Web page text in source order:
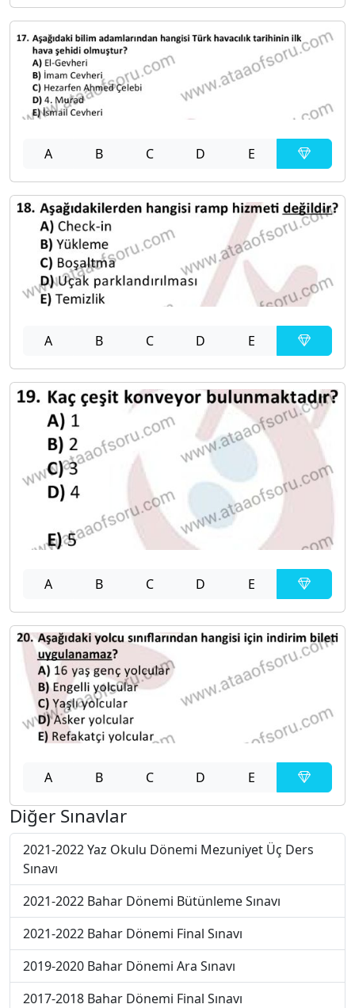
A B C D E
A B C D E
A B C D E
A B C D E
Diğer Sınavlar
2021-2022 Yaz Okulu Dönemi Mezuniyet Üç Ders
Sınavı
2021-2022 Bahar Dönemi Bütünleme Sınavı
2021-2022 Bahar Dönemi Final Sınavı
2019-2020 Bahar Dönemi Ara Sınavı
2017-2018 Bahar Dönemi Final Sınavı